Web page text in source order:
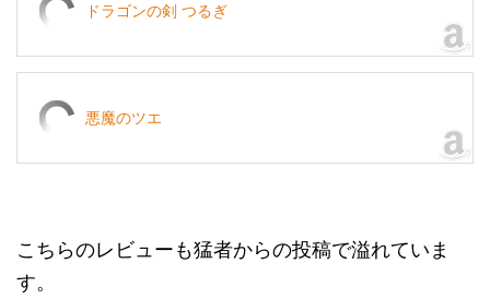
ドラゴンの剣 つるぎ
悪魔のツエ
こちらのレビューも猛者からの投稿で溢れていま
す。